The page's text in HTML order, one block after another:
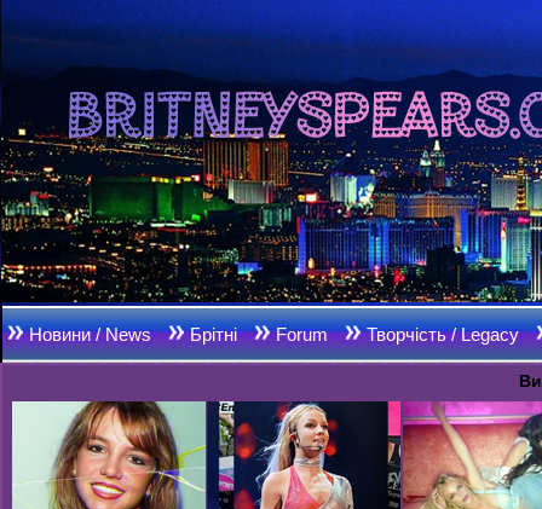
Новини / News Брітні Forum Творчість / Legacy